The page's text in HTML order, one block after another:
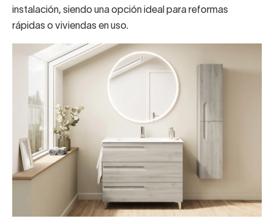
instalación, siendo una opción ideal para reformas
rápidas o viviendas en uso.